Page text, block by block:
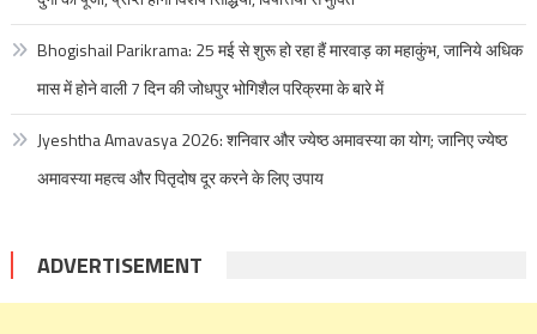
Bhogishail Parikrama: 25 मई से शुरू हो रहा हैं मारवाड़ का महाकुंभ, जानिये अधिक
मास में होने वाली 7 दिन की जोधपुर भोगिशैल परिक्रमा के बारे में
Jyeshtha Amavasya 2026: शनिवार और ज्येष्ठ अमावस्या का योग; जानिए ज्येष्ठ
अमावस्या महत्व और पितृदोष दूर करने के लिए उपाय
ADVERTISEMENT